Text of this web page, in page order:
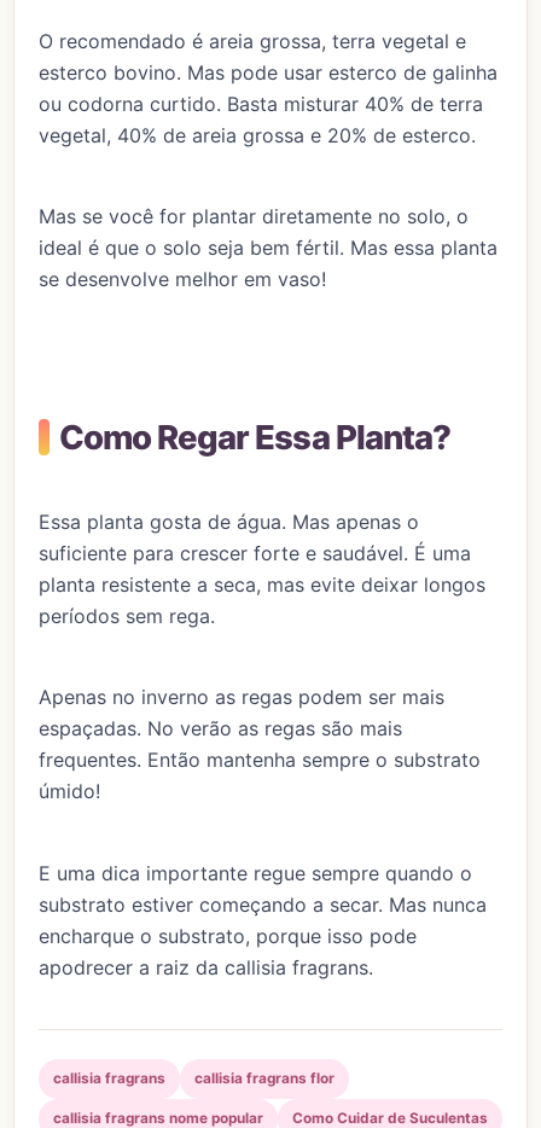
O recomendado é areia grossa, terra vegetal e
esterco bovino. Mas pode usar esterco de galinha
ou codorna curtido. Basta misturar 40% de terra
vegetal, 40% de areia grossa e 20% de esterco.
Mas se você for plantar diretamente no solo, o
ideal é que o solo seja bem fértil. Mas essa planta
se desenvolve melhor em vaso!
Como Regar Essa Planta?
Essa planta gosta de água. Mas apenas o
suficiente para crescer forte e saudável. É uma
planta resistente a seca, mas evite deixar longos
períodos sem rega.
Apenas no inverno as regas podem ser mais
espaçadas. No verão as regas são mais
frequentes. Então mantenha sempre o substrato
úmido!
E uma dica importante regue sempre quando o
substrato estiver começando a secar. Mas nunca
encharque o substrato, porque isso pode
apodrecer a raiz da callisia fragrans.
callisia fragrans callisia fragrans flor
callisia fragrans nome popular Como Cuidar de Suculentas